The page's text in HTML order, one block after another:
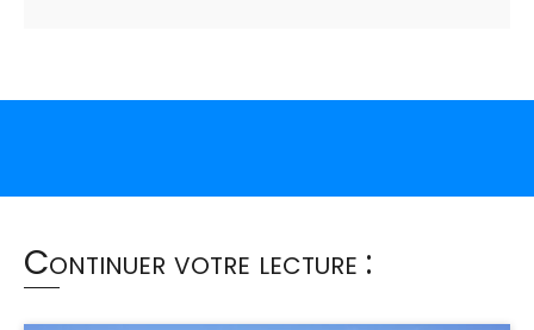
Continuer votre lecture :